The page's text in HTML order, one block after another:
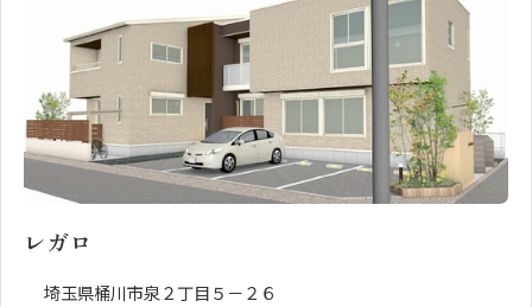
レガロ
埼玉県桶川市泉２丁目５－２６